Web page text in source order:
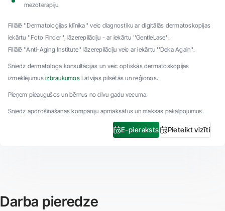
mezoterapiju.
Filiālē ''Dermatoloģijas klīnika'' veic diagnostiku ar digitālās dermatoskopijas
iekārtu ''Foto Finder'', lāzerepilāciju - ar iekārtu ''GentleLase''.
Filiālē ''Anti-Aging Institute'' lāzerepilāciju veic ar iekārtu ''Deka Again''.
Sniedz dermatologa konsultācijas un veic optiskās dermatoskopijas
izmeklējumusizbraukumosLatvijas pilsētās un reģionos.
Pieņem pieaugušos un bērnus no divu gadu vecuma.
Sniedz apdrošināšanas kompāniju apmaksātus un maksas pakalpojumus.
E-pieraksts Pieteikt vizīti
Darba pieredze